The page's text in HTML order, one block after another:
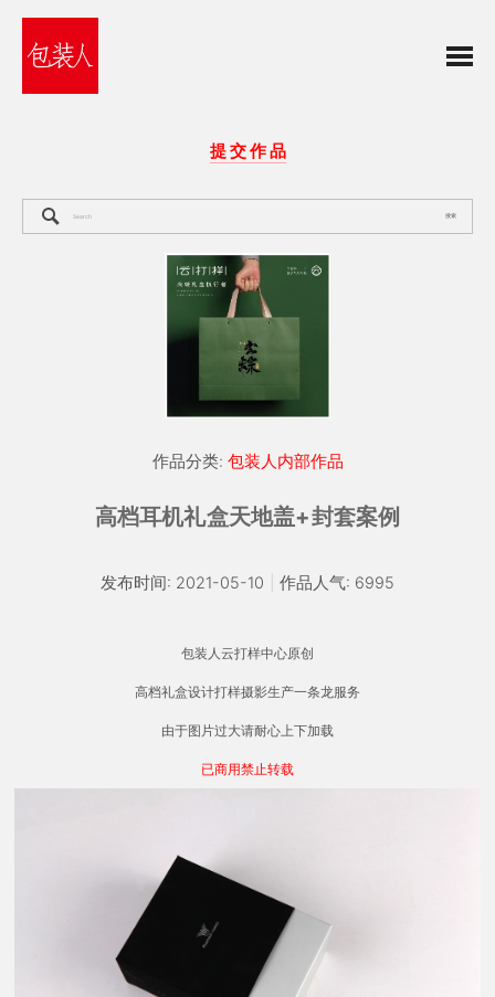
提 交 作 品
搜索
作品分类: 包装人内部作品
高档耳机礼盒天地盖+封套案例
发布时间: 2021-05-10 作品人气: 6995
包装人云打样中心原创
高档礼盒设计打样摄影生产一条龙服务
由于图片过大请耐心上下加载
已商用禁止转载